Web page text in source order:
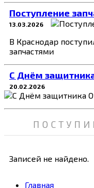
Поступление
13.03.2026
В Краснодар
запчастями
C Днём
20.02.2026
Записей не найдено.
Главная